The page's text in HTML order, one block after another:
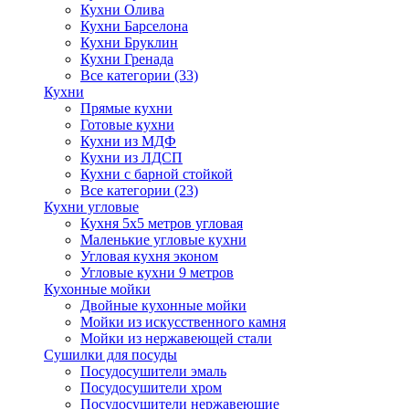
Кухни Олива
Кухни Барселона
Кухни Бруклин
Кухни Гренада
Все категории (33)
Кухни
Прямые кухни
Готовые кухни
Кухни из МДФ
Кухни из ЛДСП
Кухни с барной стойкой
Все категории (23)
Кухни угловые
Кухня 5х5 метров угловая
Маленькие угловые кухни
Угловая кухня эконом
Угловые кухни 9 метров
Кухонные мойки
Двойные кухонные мойки
Мойки из искусственного камня
Мойки из нержавеющей стали
Сушилки для посуды
Посудосушители эмаль
Посудосушители хром
Посудосушители нержавеющие